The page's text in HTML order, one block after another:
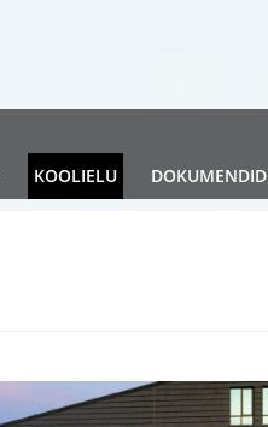
KOOLIELU DOKUMENDID